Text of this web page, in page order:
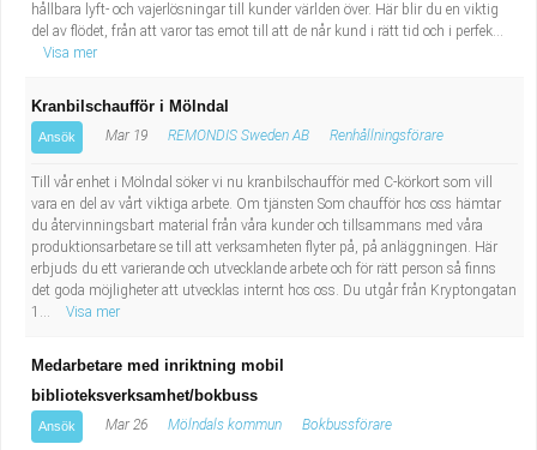
hållbara lyft- och vajerlösningar till kunder världen över. Här blir du en viktig
del av flödet, från att varor tas emot till att de når kund i rätt tid och i perfek...
Visa mer
Kranbilschaufför i Mölndal
Ansök Mar 19 REMONDIS Sweden AB Renhållningsförare
Till vår enhet i Mölndal söker vi nu kranbilschaufför med C-körkort som vill
vara en del av vårt viktiga arbete. Om tjänsten Som chaufför hos oss hämtar
du återvinningsbart material från våra kunder och tillsammans med våra
produktionsarbetare se till att verksamheten flyter på, på anläggningen. Här
erbjuds du ett varierande och utvecklande arbete och för rätt person så finns
det goda möjligheter att utvecklas internt hos oss. Du utgår från Kryptongatan
1...
Visa mer
Medarbetare med inriktning mobil
biblioteksverksamhet/bokbuss
Ansök Mar 26 Mölndals kommun Bokbussförare